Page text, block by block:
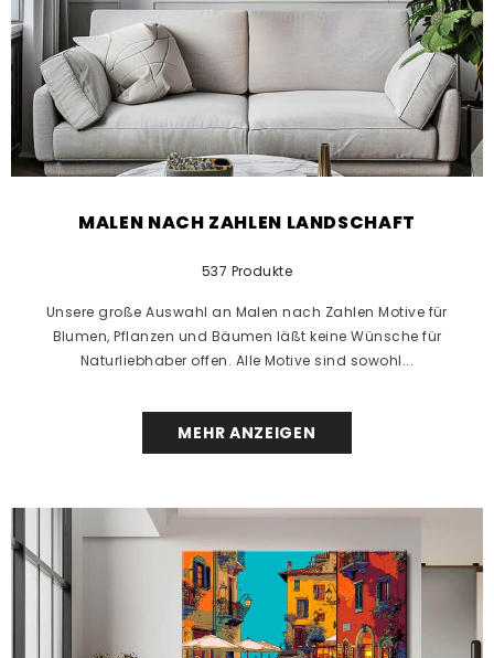
MALEN NACH ZAHLEN LANDSCHAFT
537 Produkte
Unsere große Auswahl an Malen nach Zahlen Motive für
Blumen, Pflanzen und Bäumen läßt keine Wünsche für
Naturliebhaber offen. Alle Motive sind sowohl...
MEHR ANZEIGEN